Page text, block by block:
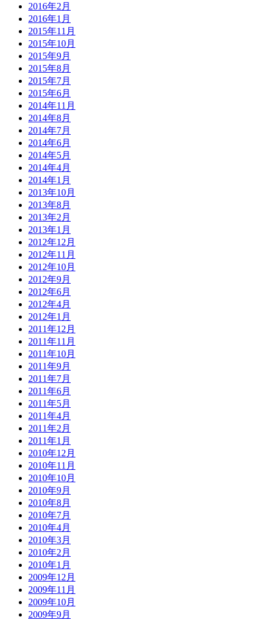
2016年2月
2016年1月
2015年11月
2015年10月
2015年9月
2015年8月
2015年7月
2015年6月
2014年11月
2014年8月
2014年7月
2014年6月
2014年5月
2014年4月
2014年1月
2013年10月
2013年8月
2013年2月
2013年1月
2012年12月
2012年11月
2012年10月
2012年9月
2012年6月
2012年4月
2012年1月
2011年12月
2011年11月
2011年10月
2011年9月
2011年7月
2011年6月
2011年5月
2011年4月
2011年2月
2011年1月
2010年12月
2010年11月
2010年10月
2010年9月
2010年8月
2010年7月
2010年4月
2010年3月
2010年2月
2010年1月
2009年12月
2009年11月
2009年10月
2009年9月